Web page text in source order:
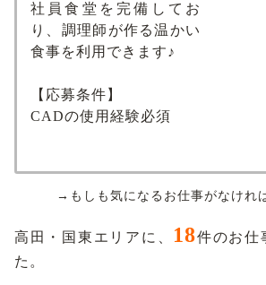
社員食堂を完備してお
り、調理師が作る温かい
食事を利用できます♪
【応募条件】
CADの使用経験必須
→もしも気になるお仕事がなけれ
高田・国東エリアに、 18件のお仕
た。